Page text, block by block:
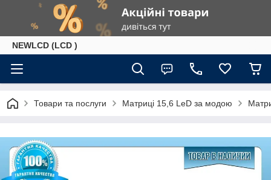
NEWLCD (LCD )
Товари та послуги Матриці 15,6 LeD за модою